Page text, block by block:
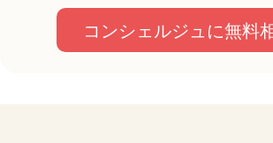
コンシェルジュに無料